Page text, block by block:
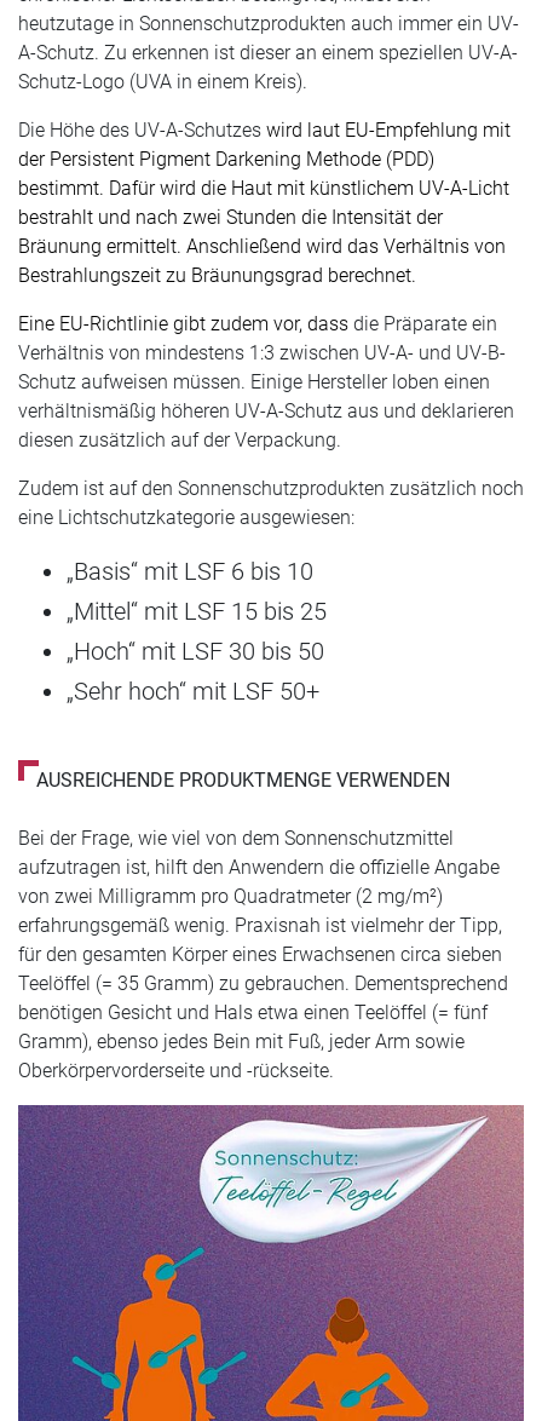
heutzutage in Sonnenschutzprodukten auch immer ein UV-
A-Schutz. Zu erkennen ist dieser an einem speziellen UV-A-
Schutz-Logo (UVA in einem Kreis).
Die Höhe des UV-A-Schutzes wird laut EU-Empfehlung mit
der Persistent Pigment Darkening Methode (PDD)
bestimmt. Dafür wird die Haut mit künstlichem UV-A-Licht
bestrahlt und nach zwei Stunden die Intensität der
Bräunung ermittelt. Anschließend wird das Verhältnis von
Bestrahlungszeit zu Bräunungsgrad berechnet.
Eine EU-Richtlinie gibt zudem vor, dass die Präparate ein
Verhältnis von mindestens 1:3 zwischen UV-A- und UV-B-
Schutz aufweisen müssen. Einige Hersteller loben einen
verhältnismäßig höheren UV-A-Schutz aus und deklarieren
diesen zusätzlich auf der Verpackung.
Zudem ist auf den Sonnenschutzprodukten zusätzlich noch
eine Lichtschutzkategorie ausgewiesen:
„Basis“ mit LSF 6 bis 10
„Mittel“ mit LSF 15 bis 25
„Hoch“ mit LSF 30 bis 50
„Sehr hoch“ mit LSF 50+
AUSREICHENDE PRODUKTMENGE VERWENDEN
Bei der Frage, wie viel von dem Sonnenschutzmittel
aufzutragen ist, hilft den Anwendern die offizielle Angabe
von zwei Milligramm pro Quadratmeter (2 mg/m²)
erfahrungsgemäß wenig. Praxisnah ist vielmehr der Tipp,
für den gesamten Körper eines Erwachsenen circa sieben
Teelöffel (= 35 Gramm) zu gebrauchen. Dementsprechend
benötigen Gesicht und Hals etwa einen Teelöffel (= fünf
Gramm), ebenso jedes Bein mit Fuß, jeder Arm sowie
Oberkörpervorderseite und -rückseite.